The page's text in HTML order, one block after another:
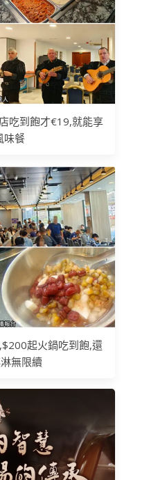
吃到飽才€19,就能享
味餐
起火鍋吃到飽,還
無限續